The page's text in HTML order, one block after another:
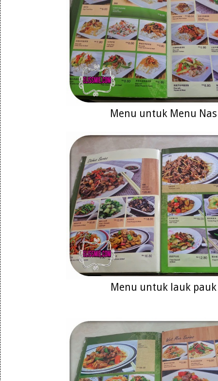
Menu untuk Menu
Menu untuk lauk pauk